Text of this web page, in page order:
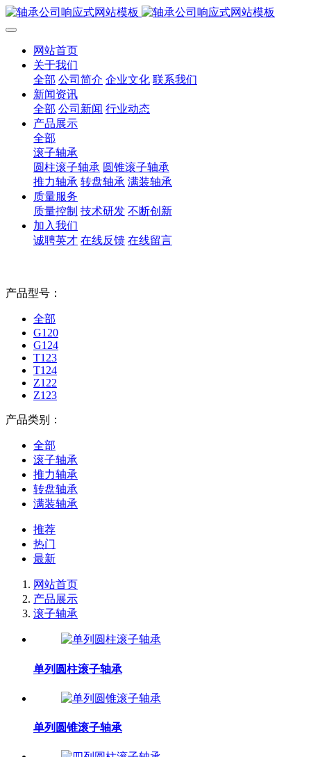
网站首页
关于我们
全部 公司简介 企业文化 联系我们
新闻资讯
全部 公司新闻 行业动态
产品展示
全部
滚子轴承
圆柱滚子轴承 圆锥滚子轴承
推力轴承 转盘轴承 满装轴承
质量服务
质量控制 技术研发 不断创新
加入我们
诚聘英才 在线反馈 在线留言
产品型号：
全部
G120
G124
T123
T124
Z122
Z123
产品类别：
全部
滚子轴承
推力轴承
转盘轴承
满装轴承
推荐
热门
最新
网站首页
产品展示
滚子轴承
单列圆柱滚子轴承
单列圆锥滚子轴承